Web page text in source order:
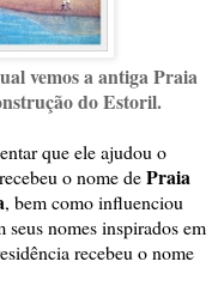
vemos a antiga Praia
do Estoril.
que ele ajudou o
o nome dePraia
, bem como influenciou
seus nomes inspirados em
recebeu o nome